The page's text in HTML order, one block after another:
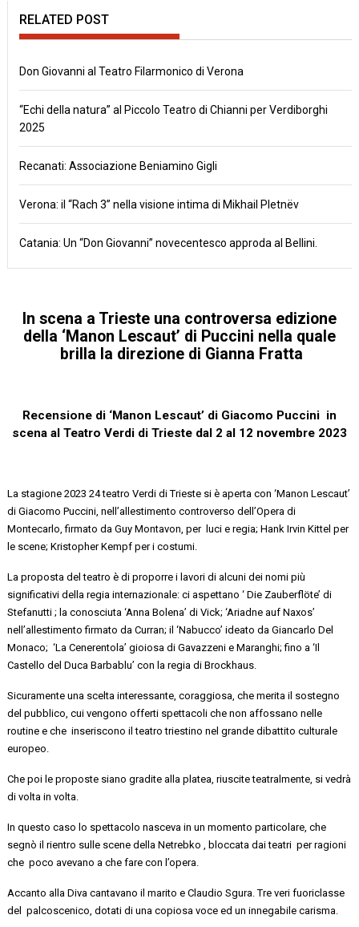
RELATED POST
Don Giovanni al Teatro Filarmonico di Verona
“Echi della natura” al Piccolo Teatro di Chianni per Verdiborghi
2025
Recanati: Associazione Beniamino Gigli
Verona: il “Rach 3” nella visione intima di Mikhail Pletnëv
Catania: Un “Don Giovanni” novecentesco approda al Bellini.
In scena a Trieste una controversa edizione
della ‘Manon Lescaut’ di Puccini nella quale
brilla la direzione di Gianna Fratta
Recensione di ‘Manon Lescaut’ di Giacomo Puccini in
scena al Teatro Verdi di Trieste dal 2 al 12 novembre 2023
La stagione2023 24 teatro Verdi di Trieste si è aperta con‘Manon Lescaut’
di Giacomo Puccini,nell’allestimento controverso dell’Opera di
Montecarlo, firmato da GuyMontavon,per luci e regia; Hank IrvinKittel per
le scene;KristopherKempf per i costumi.
La proposta del teatro è di proporre i lavori di alcuni dei nomi più
significativi della regia internazionale: ci aspettano‘ Die Zauberflöte’ di
Stefanutti ; la conosciuta ‘Anna Bolena’ di Vick; ‘Ariadneauf Naxos’
nell’allestimento firmato da Curran; il ‘Nabucco’ ideato da Giancarlo Del
Monaco; ‘La Cenerentola’ gioiosa di Gavazzeni e Maranghi; fino a ‘Il
Castello del DucaBarbablu’ con la regia diBrockhaus.
Sicuramente una scelta interessante, coraggiosa, che merita il sostegno
del pubblico, cui vengono offerti spettacoli che non affossano nelle
routine eche inseriscono il teatro triestino nel grande dibattito culturale
europeo.
Che poi le proposte siano gradite alla platea, riusciteteatralmente, si vedrà
di volta in volta.
In questo caso lo spettacolo nasceva in un momento particolare, che
segnò il rientro sulle scene dellaNetrebko , bloccata dai teatri per ragioni
che poco avevano a che fare con l’opera.
Accanto alla Diva cantavano il marito e Claudio Sgura. Tre veri fuoriclasse
del palcoscenico, dotati di una copiosa voce ed un innegabile carisma.